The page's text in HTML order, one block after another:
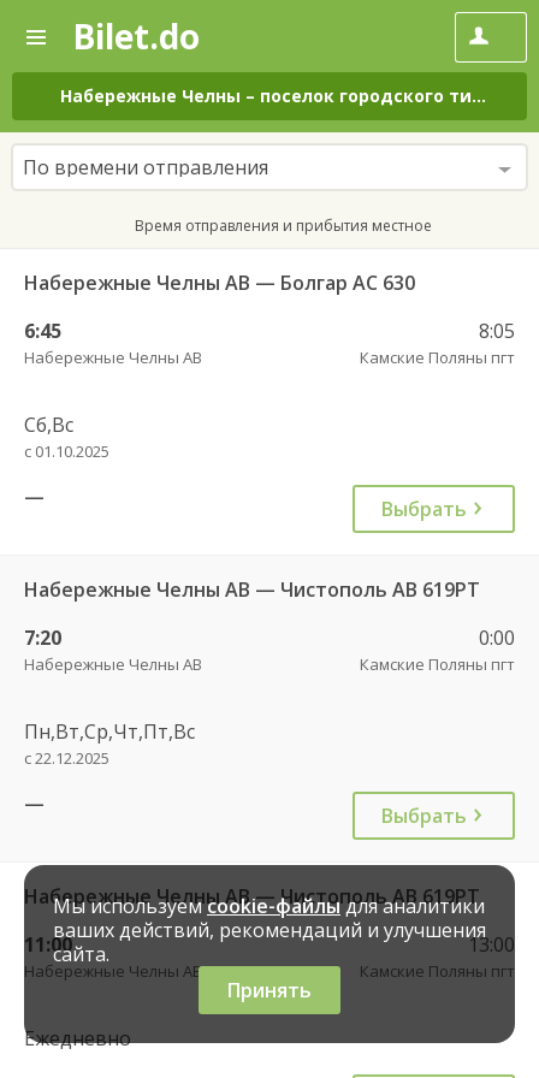
—
Поиск
и
покупка
билетов
на
автобус
онлайн
Bilet.do
Набережные Челны – поселок городского типа Камские Поляны
По времени отправления
Время отправления и прибытия местное
Набережные Челны АВ — Болгар АС 630
6:45
Набережные Челны АВ
8:05
Камские Поляны пгт
Сб,Вс
с 01.10.2025
— Выбрать
Набережные Челны АВ — Чистополь АВ 619РТ
7:20
Набережные Челны АВ
0:00
Камские Поляны пгт
Пн,Вт,Ср,Чт,Пт,Вс
с 22.12.2025
— Выбрать
Набережные Челны АВ — Чистополь АВ 619РТ
11:00
Набережные Челны АВ
13:00
Камские Поляны пгт
Ежедневно
Мы используемcookie-файлыдля аналитики
ваших действий, рекомендаций и улучшения
сайта.
Принять